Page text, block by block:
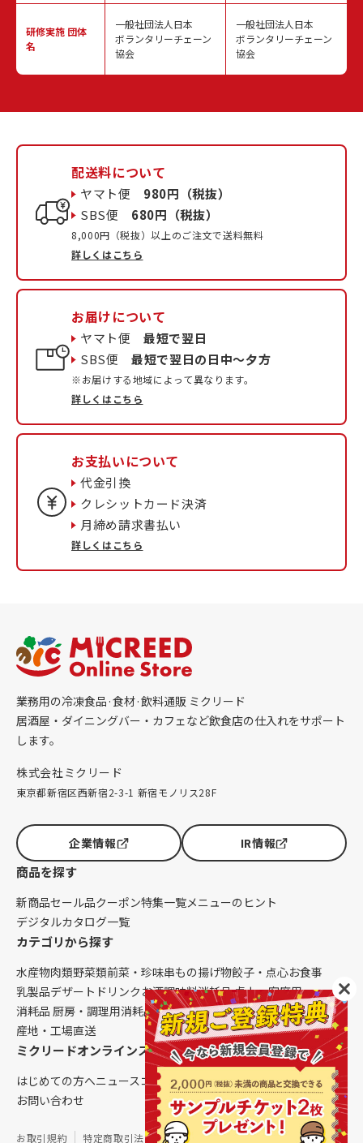
研修実施 団体
名
一般社団法人日本
ボランタリーチェーン
協会
一般社団法人日本
ボランタリーチェーン
協会
配送料について
ヤマト便 980円（税抜）
SBS便 680円（税抜）
8,000円（税抜）以上のご注文で送料無料
詳しくはこちら
お届けについて
ヤマト便最短で翌日
SBS便最短で翌日の日中〜夕方
※お届けする地域によって異なります。
詳しくはこちら
お支払いについて
代金引換
クレシットカード決済
月締め請求書払い
詳しくはこちら
業務用の冷凍食品·食材·飲料通販 ミクリード
居酒屋・ダイニングバー・カフェなど飲食店の仕入れをサポート
します。
株式会社ミクリード
東京都新宿区西新宿2-3-1 新宿モノリス28F
企業情報 IR情報
商品を探す
新商品セール品クーポン特集一覧メニューのヒント
デジタルカタログ一覧
カテゴリから探す
水産物肉類野菜類前菜・珍味串もの揚げ物餃子・点心お食事
乳製品デザート ドリンク お酒調味料消耗品 卓上・客席用
消耗品 厨房・調理用消耗品 クレンリネス生鮮品（配送便限定）
産地・工場直送
ミクリードオンラインストアについて
はじめての方へニュースコラムご利用ガイド会社概要
お問い合わせ
お取引規約 特定商取引法に基づく表記 個人情報保護方針